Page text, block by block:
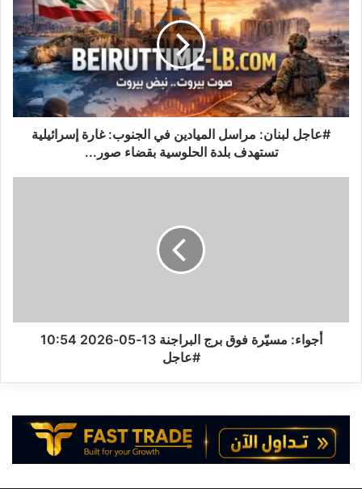
ا
ج
ل
ل
ب
ن
ا
ا
#عاجل لبنان: مراسل الميادين في الجنوب: غارة إسرائيلية
تستهدف بلدة الحلوسية بقضاء صور...
يّ
أجواء: مسيّرة فوق برج البراجنة 13-05-2026 10:54
#عاجل